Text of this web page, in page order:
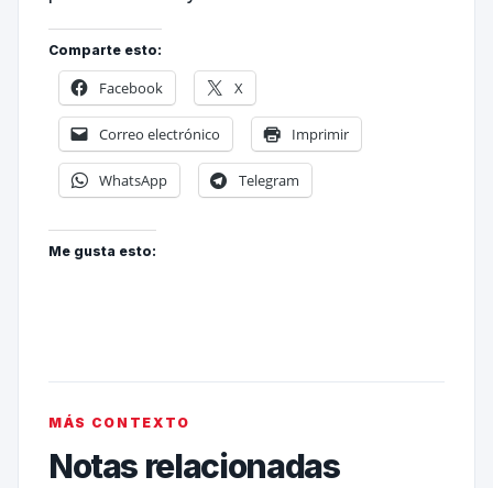
Comparte esto:
Facebook X
Correo electrónico Imprimir
WhatsApp Telegram
Me gusta esto:
MÁS CONTEXTO
Notas relacionadas